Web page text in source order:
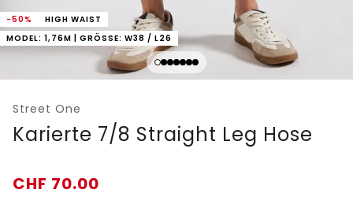
-50%
HIGH WAIST
MODEL: 1,76M | GRÖSSE: W38 / L26
Street One
Karierte 7/8 Straight Leg Hose
CHF 70.00